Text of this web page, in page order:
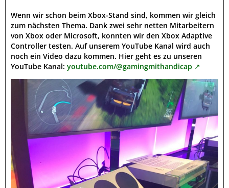
Wenn wir schon beim Xbox-Stand sind, kommen wir gleich
zum nächsten Thema. Dank zwei sehr netten Mitarbeitern
von Xbox oder Microsoft, konnten wir den Xbox Adaptive
Controller testen. Auf unserem YouTube Kanal wird auch
noch ein Video dazu kommen. Hier geht es zu unseren
YouTube Kanal: youtube.com/@gamingmithandicap